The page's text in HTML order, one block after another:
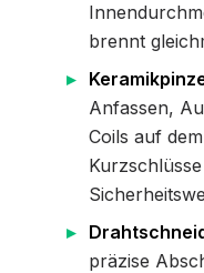
brennt
Anfassen,
Coils auf
präzise